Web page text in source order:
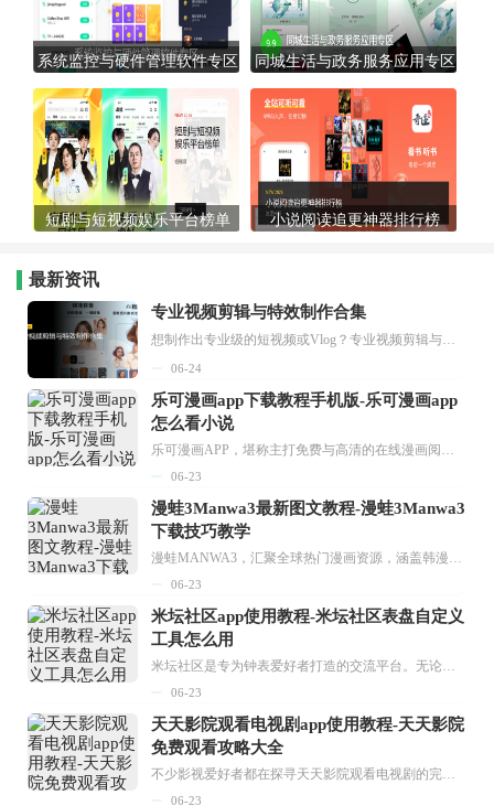
系统监控与硬件管理软件专区 同城生活与政务服务应用专区
短剧与短视频娱乐平台榜单 小说阅读追更神器排行榜
最新资讯
专业视频剪辑与特效制作合集
想制作出专业级的短视频或Vlog？专业视频剪辑与特效制作大全专题为你提供了从剪辑、抠像到特效包装的全套解决方案。无论是添加炫酷的片头、进行精准的视频抠图，还是制...
06-24
乐可漫画app下载教程手机版-乐可漫画app
怎么看小说
乐可漫画APP，堪称主打免费与高清的在线漫画阅读神器。其官方版提供海量完整版漫画资源，无论是国内漫画，还是日漫、韩漫、台漫、美漫等国外漫画，应有尽有，随时供你阅读。只需轻点一下，便能直接进入阅读界面。不仅如此，乐可漫画最新版本更新速度极快，在这里，你总能抢先看到全网一手漫画章节内容！...
06-23
漫蛙3Manwa3最新图文教程-漫蛙3Manwa3
下载技巧教学
漫蛙MANWA3，汇聚全球热门漫画资源，涵盖韩漫、欧美漫画、国漫等多种类型，题材丰富多样，全方位满足用户阅读喜好。它不仅是阅读平台，更是创作平台，为广大用户打造零门槛创作环境。...
06-23
米坛社区app使用教程-米坛社区表盘自定义
工具怎么用
米坛社区是专为钟表爱好者打造的交流平台。无论你是初涉钟表领域的普通爱好者，还是拥有多年收藏经验的资深玩家，都能在此找到属于自己的天地。 无需注册，就能轻松参与其中。通过专业的讨论论坛与丰富的交互功能，你可与世界各地的钟表爱好者畅快交流。若你钟情于钟表，米坛社区无疑是值得一试的理想之选。在这里，你能获取最新的手表资讯，交流见解，提升鉴赏品味，让每一块手表都成为收藏故事中重要的一部分。感兴趣的朋友，不要错过下载机会。...
06-23
天天影院观看电视剧app使用教程-天天影院
免费观看攻略大全
不少影视爱好者都在探寻天天影院观看电视剧的完整方法，结合最新平台使用规则，本篇新手入门攻略全面讲解观看渠道、检索流程、播放设置以及画面模式调整等实用内容。全文适配手机、电脑等主流设备，步骤简洁易懂，无论是初次使用的新手，还是想要优化观影体验的用户，都能参照内容快速上手，熟练掌握平台各项操作技巧，轻松畅享影视内容。...
06-23